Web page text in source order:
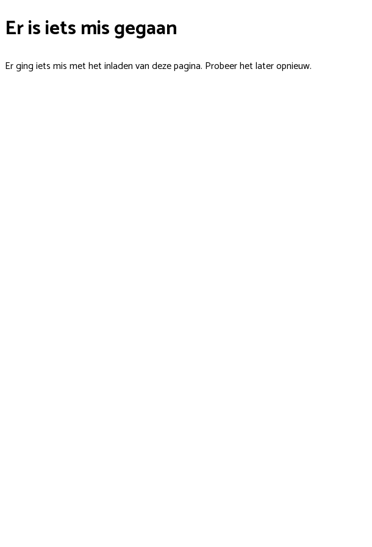
Er is iets mis gegaan
Er ging iets mis met het inladen van deze pagina. Probeer het later opnieuw.